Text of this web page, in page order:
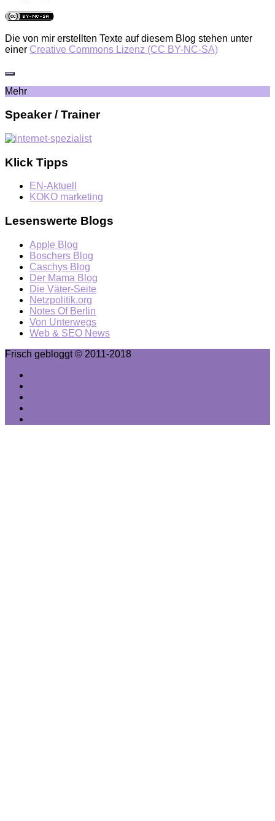
Die von mir erstellten Texte auf diesem Blog stehen unter
einer Creative Commons Lizenz (CC BY-NC-SA)
Mehr
Speaker / Trainer
Klick Tipps
EN-Aktuell
KOKO marketing
Lesenswerte Blogs
Apple Blog
Boschers Blog
Caschys Blog
Der Mama Blog
Die Väter-Seite
Netzpolitik.org
Notes Of Berlin
Von Unterwegs
Web & SEO News
Frisch gebloggt © 2011-2018